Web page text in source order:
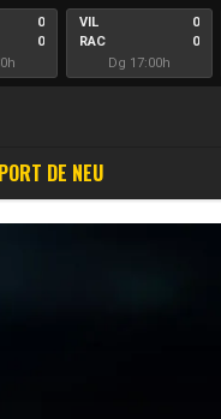
0
0
VIL
RAC
0
0
Dg 17:00h
DE NEU